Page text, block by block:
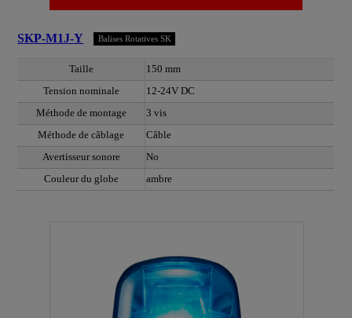
SKP-M1J-Y Balises Rotatives SK
Taille
150 mm
Tension nominale
12-24V DC
Méthode de montage
3 vis
Méthode de câblage
Câble
Avertisseur sonore
No
Couleur du globe
ambre